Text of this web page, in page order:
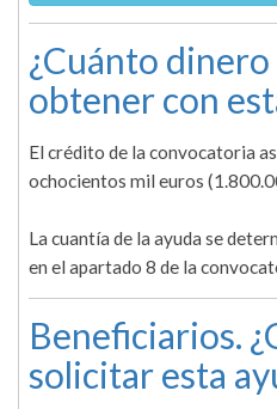
¿Cuánto
obtener con
El crédito de la convocatoria
ochocientos mil euros
La cuantía de la ayuda se
en el apartado 8 de la
Beneficiarios.
solicitar esta